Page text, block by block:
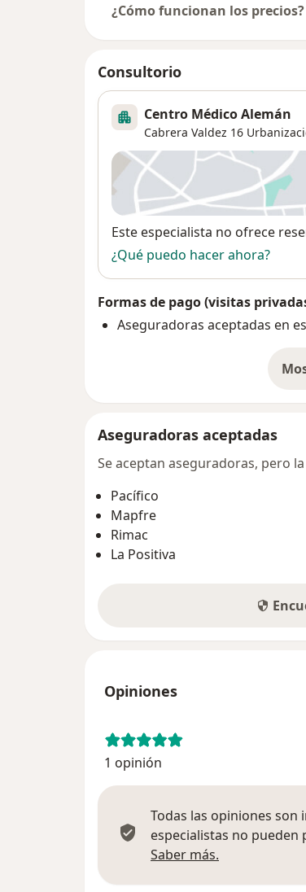
¿Cómo funcionan los precios?
Consultorio
Centro Médico Alemán
Cabrera Valdez 16
Disponibilidad
Este especialista no ofrece
¿Qué puedo hacer ahora?
Formas de pago (visitas
Aseguradoras aceptadas en
Aseguradoras aceptadas
Se aceptan aseguradoras, pero
Pacífico
Mapfre
Rimac
La Positiva
Opiniones
1 opinión
Todas las opiniones
especialistas no
Saber más.